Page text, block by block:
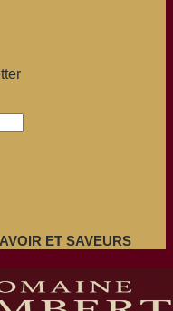
ET SAVEURS